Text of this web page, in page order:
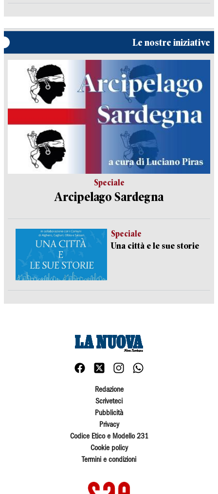
Le nostre iniziative
Speciale
Arcipelago Sardegna
Speciale
Una città e le sue storie
Redazione
Scriveteci
Pubblicità
Privacy
Codice Etico e Modello 231
Cookie policy
Termini e condizioni